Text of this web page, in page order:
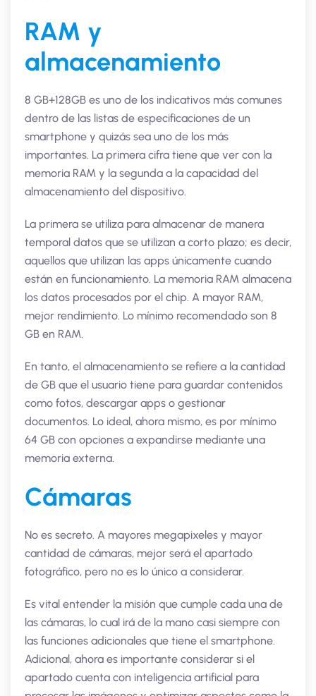
RAM y
almacenamiento
8 GB+128GB es uno de los indicativos más comunes
dentro de las listas de especificaciones de un
smartphone y quizás sea uno de los más
importantes. La primera cifra tiene que ver con la
memoria RAM y la segunda a la capacidad del
almacenamiento del dispositivo.
La primera se utiliza para almacenar de manera
temporal datos que se utilizan a corto plazo; es decir,
aquellos que utilizan las apps únicamente cuando
están en funcionamiento. La memoria RAM almacena
los datos procesados por el chip. A mayor RAM,
mejor rendimiento. Lo mínimo recomendado son 8
GB en RAM.
En tanto, el almacenamiento se refiere a la cantidad
de GB que el usuario tiene para guardar contenidos
como fotos, descargar apps o gestionar
documentos. Lo ideal, ahora mismo, es por mínimo
64 GB con opciones a expandirse mediante una
memoria externa.
Cámaras
No es secreto. A mayores megapixeles y mayor
cantidad de cámaras, mejor será el apartado
fotográfico, pero no es lo único a considerar.
Es vital entender la misión que cumple cada una de
las cámaras, lo cual irá de la mano casi siempre con
las funciones adicionales que tiene el smartphone.
Adicional, ahora es importante considerar si el
apartado cuenta con inteligencia artificial para